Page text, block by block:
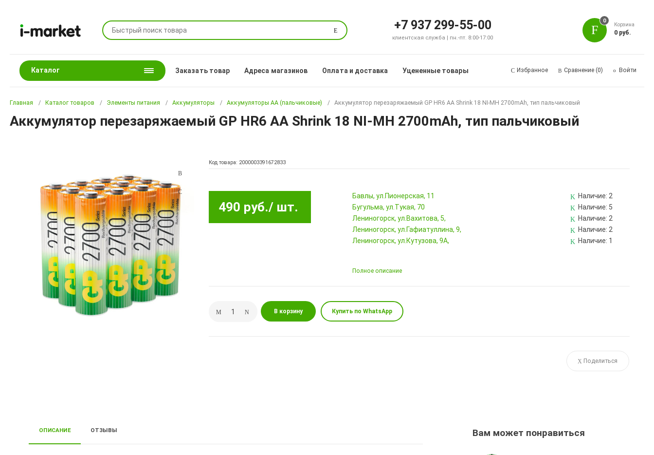
Поиск +7 937 299-55-00
клиентская служба | пн.-пт. 8:00-17:00
0
Корзина
0 руб.
Каталог Заказать товар Адреса магазинов Оплата и доставка Уцененные товары Избранное Сравнение (0) Войти
Главная Каталог товаров Элементы питания Аккумуляторы Аккумуляторы АА (пальчиковые) Аккумулятор перезаряжаемый GP HR6 AA Shrink 18 NI-MH 2700mAh, тип пальчиковый
Аккумулятор перезаряжаемый GP HR6 AA Shrink 18 NI-MH 2700mAh, тип пальчиковый
Код товара: 2000003391672833
490 руб./ шт.
Бавлы, ул.Пионерская, 11 Наличие: 2
Бугульма, ул.Тукая, 70
Наличие: 5
Лениногорск, ул.Вахитова, 5,
Наличие: 2
Лениногорск, ул.Гафиатуллина, 9,
Наличие: 2
Лениногорск, ул.Кутузова, 9А,
Наличие: 1
Полное описание
В корзину Купить по WhatsApp
Поделиться
ОПИСАНИЕ ОТЗЫВЫ Вам может понравиться